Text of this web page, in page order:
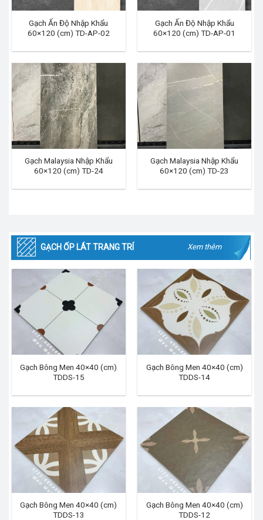
Gạch Ấn Độ Nhập Khẩu
60×120 (cm) TD-AP-02
Gạch Ấn Độ Nhập Khẩu
60×120 (cm) TD-AP-01
Gạch Malaysia Nhập Khẩu
60×120 (cm) TD-24
Gạch Malaysia Nhập Khẩu
60×120 (cm) TD-23
GẠCH ỐP LÁT TRANG TRÍ Xem thêm
Gạch Bông Men 40×40 (cm)
TDDS-15
Gạch Bông Men 40×40 (cm)
TDDS-14
Gạch Bông Men 40×40 (cm)
TDDS-13
Gạch Bông Men 40×40 (cm)
TDDS-12